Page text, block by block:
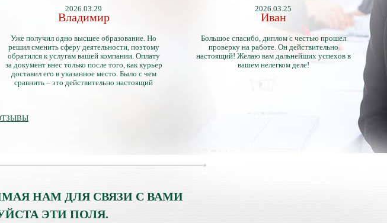
2026.03.29
Владимир
Уже получил одно высшее образование. Но
решил сменить сферу деятельности, поэтому
обратился к услугам вашей компании. Оплату
за документ внес только после того, как курьер
доставил его в указанное место. Было с чем
сравнить – это действительно настоящий
2026.03.25
Иван
Большое спасибо, диплом с честью прошел
проверку на работе. Он действительно
настоящий! Желаю вам дальнейших успехов в
вашем нелегком деле!
НАМ ДЛЯ СВЯЗИ С ВАМИ
ЭТИ ПОЛЯ.